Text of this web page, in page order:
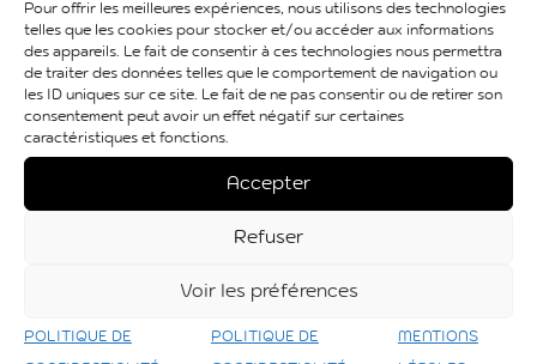
Pour offrir les meilleures expériences, nous utilisons des technologies
telles que les cookies pour stocker et/ou accéder aux informations
des appareils. Le fait de consentir à ces technologies nous permettra
de traiter des données telles que le comportement de navigation ou
les ID uniques sur ce site. Le fait de ne pas consentir ou de retirer son
consentement peut avoir un effet négatif sur certaines
caractéristiques et fonctions.
Accepter
Refuser
Voir les préférences
POLITIQUE DE POLITIQUE DE MENTIONS